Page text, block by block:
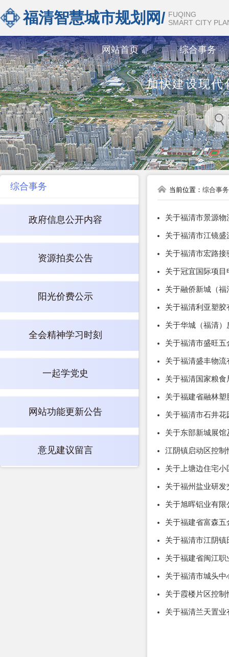
福清智慧城市规划网/ FUQING
SMART CITY
网站首页 综合事务
加快建设现
综合事务
政府信息公开内容
资源拍卖公告
阳光价费公示
全会精神学习时刻
一起学党史
网站功能更新公告
意见建议留言
当前位置： 综合事务
关于福清市景源
关于福清市江镜
关于福清市宏路
关于冠宜国际项
关于融侨新城（
关于福清利亚塑
关于华城（福清
关于福清市盛旺
关于福清盛丰物
关于福清国家粮
关于福建省融林
关于福清市石井
关于东部新城展
江阴镇启动区控
关于上塘边住宅
关于福州盐业研
关于旭晖铝业有
关于福建省富森
关于福清市江阴
关于福建省闽江
关于福清市城头
关于霞楼片区控
关于福清兰天置